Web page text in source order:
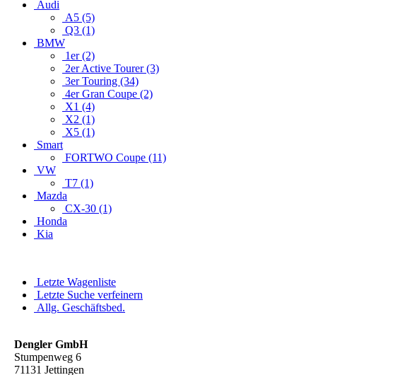
Audi
A5 (5)
Q3 (1)
BMW
1er (2)
2er Active Tourer (3)
3er Touring (34)
4er Gran Coupe (2)
X1 (4)
X2 (1)
X5 (1)
Smart
FORTWO Coupe (11)
VW
T7 (1)
Mazda
CX-30 (1)
Honda
Kia
Letzte Wagenliste
Letzte Suche verfeinern
Allg. Geschäftsbed.
Dengler GmbH
Stumpenweg 6
71131 Jettingen